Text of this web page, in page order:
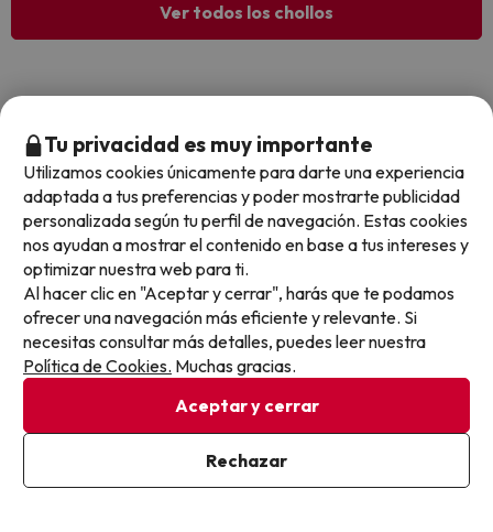
Ver todos los chollos
son Esquiades.com (la web líder de viajes a la nieve en
España) y Amimir.com, el buscador de hoteles con más
de 1.000.000 de alojamientos disponibles para
reservar y viajar por todo el mundo.
Sobre Buscounchollo.com
Tarjeta Regalo
Tu privacidad es muy importante
Utilizamos cookies únicamente para darte una experiencia
adaptada a tus preferencias y poder mostrarte publicidad
personalizada según tu perfil de navegación. Estas cookies
nos ayudan a mostrar el contenido en base a tus intereses y
optimizar nuestra web para ti.
Al hacer clic en "Aceptar y cerrar", harás que te podamos
ofrecer una navegación más eficiente y relevante. Si
necesitas consultar más detalles, puedes leer nuestra
Política de Cookies. Muchas gracias.
Aceptar y cerrar
Rechazar